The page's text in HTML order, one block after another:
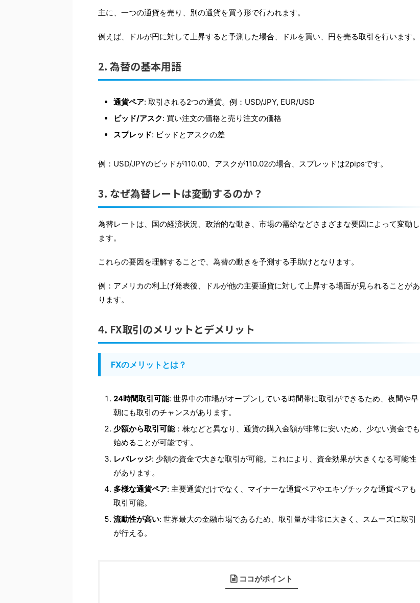
主に、一つの通貨を売り、別の通貨を買う形で行われます。
例えば、ドルが円に対して上昇すると予測した場合、ドルを買い、円を売る取引を行います。
2. 為替の基本用語
通貨ペア: 取引される2つの通貨。例：USD/JPY, EUR/USD
ビッド/アスク: 買い注文の価格と売り注文の価格
スプレッド: ビッドとアスクの差
例：USD/JPYのビッドが110.00、アスクが110.02の場合、スプレッドは2pipsです。
3. なぜ為替レートは変動するのか？
為替レートは、国の経済状況、政治的な動き、市場の需給などさまざまな要因によって変動し
ます。
これらの要因を理解することで、為替の動きを予測する手助けとなります。
例：アメリカの利上げ発表後、ドルが他の主要通貨に対して上昇する場面が見られることがあ
ります。
4. FX取引のメリットとデメリット
FXのメリットとは？
24時間取引可能: 世界中の市場がオープンしている時間帯に取引ができるため、夜間や早
朝にも取引のチャンスがあります。
少額から取引可能：株などと異なり、通貨の購入金額が非常に安いため、少ない資金でも
始めることが可能です。
レバレッジ: 少額の資金で大きな取引が可能。これにより、資金効果が大きくなる可能性
があります。
多様な通貨ペア: 主要通貨だけでなく、マイナーな通貨ペアやエキゾチックな通貨ペアも
取引可能。
流動性が高い: 世界最大の金融市場であるため、取引量が非常に大きく、スムーズに取引
が行える。
ココがポイント